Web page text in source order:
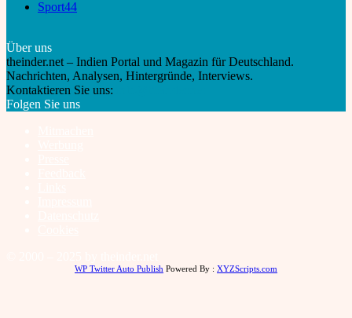
Sport44
Über uns
theinder.net – Indien Portal und Magazin für Deutschland.
Nachrichten, Analysen, Hintergründe, Interviews.
Kontaktieren Sie uns:
Folgen Sie uns
WP Twitter Auto Publish Powered By : XYZScripts.com